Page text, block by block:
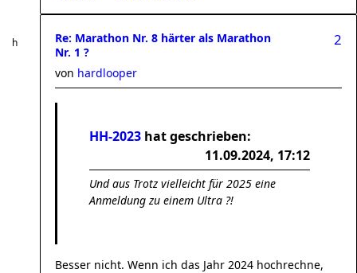
Re: Marathon Nr. 8 härter als Marathon
Nr. 1 ?
2
von hardlooper
HH-2023 hat geschrieben:
11.09.2024, 17:12
Und aus Trotz vielleicht für 2025 eine
Anmeldung zu einem Ultra ?!
Besser nicht. Wenn ich das Jahr 2024 hochrechne,